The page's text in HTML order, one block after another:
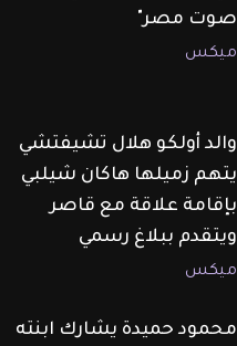
صوت مصر"
ميكس
والد أولكو هلال تشيفتشي
يتهم زميلها هاكان شيلبي
بإقامة علاقة مع قاصر
ويتقدم ببلاغ رسمي
ميكس
محمود حميدة يشارك ابنته